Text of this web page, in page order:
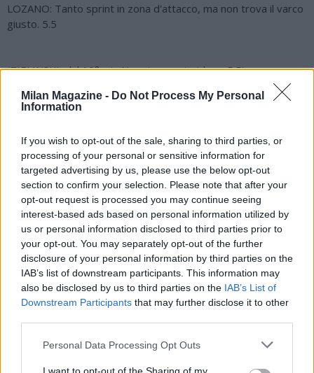
Milan Magazine - Do Not Process My Personal
Information
If you wish to opt-out of the sale, sharing to third parties, or
processing of your personal or sensitive information for
targeted advertising by us, please use the below opt-out
section to confirm your selection. Please note that after your
opt-out request is processed you may continue seeing
interest-based ads based on personal information utilized by
us or personal information disclosed to third parties prior to
your opt-out. You may separately opt-out of the further
disclosure of your personal information by third parties on the
IAB’s list of downstream participants. This information may
also be disclosed by us to third parties on the IAB’s List of
Downstream Participants that may further disclose it to other
Personal Data Processing Opt Outs
LOZANO: Tanto sprint in zona d'attacco, ma non trova il varco
giusto. 5.5
(ZIELINSKI, dal 10° s.t.: Non riesce a incidere. 5.5)
(PETAGNA, dal 23° s.t.: Fa da boa in attacco. 6)
INSIGNE: Prova l'affondo sulla corsia sinistra. 5.5
MERTENS: Donnarumma gli nega il gol nel primo tempo, poi
trova il guizzo. 6